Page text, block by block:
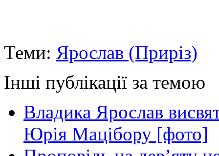
Теми: Ярослав (Приріз)
Інші публікації за темою
Владика Ярослав
Юрія Мацібору [фото]